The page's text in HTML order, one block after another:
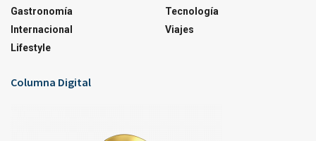
Gastronomía
Internacional
Lifestyle
Tecnología
Viajes
Columna Digital